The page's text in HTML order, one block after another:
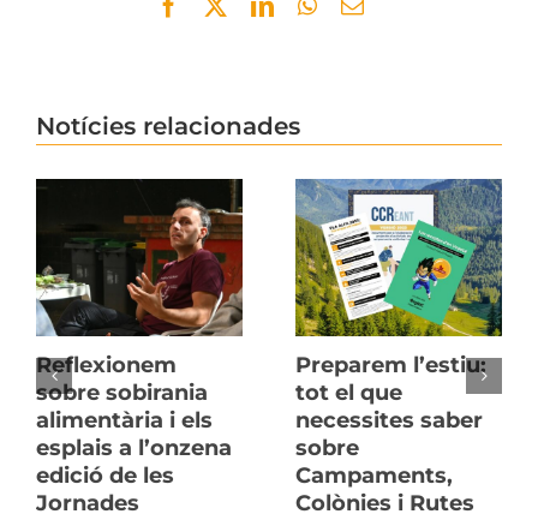
Notícies relacionades
Reflexionem
sobre sobirania
alimentària i els
esplais a l’onzena
edició de les
Jornades
Preparem l’estiu:
tot el que
necessites saber
sobre
Campaments,
Colònies i Rutes